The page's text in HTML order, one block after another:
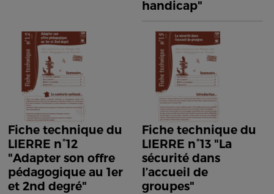
handicap"
Fiche technique du
LIERRE n°12
"Adapter son offre
pédagogique au 1er
et 2nd degré"
Fiche technique du
LIERRE n°13 "La
sécurité dans
l’accueil de
groupes"